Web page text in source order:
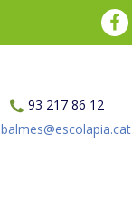
93 217 86 12
balmes@escolapia.cat